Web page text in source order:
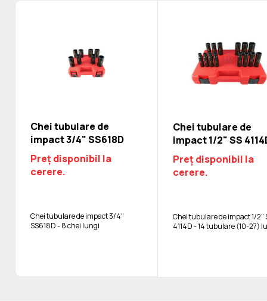
Chei tubulare de
impact 3/4" SS618D
Preț disponibil la
cerere.
Chei tubulare de impact 3/4"
SS618D - 8 chei lungi
Chei tubulare de
impact 1/2" SS
Preț disponibil la
cerere.
Chei tubulare de impact 1/2"
4114D - 14 tubulare (10-27)